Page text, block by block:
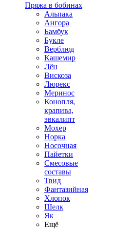
Пряжа в бобинах
Альпака
Ангора
Бамбук
Букле
Верблюд
Кашемир
Лён
Вискоза
Люрекс
Меринос
Конопля,
крапива,
эвкалипт
Мохер
Норка
Носочная
Пайетки
Смесовые
составы
Твид
Фантазийная
Хлопок
Шелк
Як
Ещё